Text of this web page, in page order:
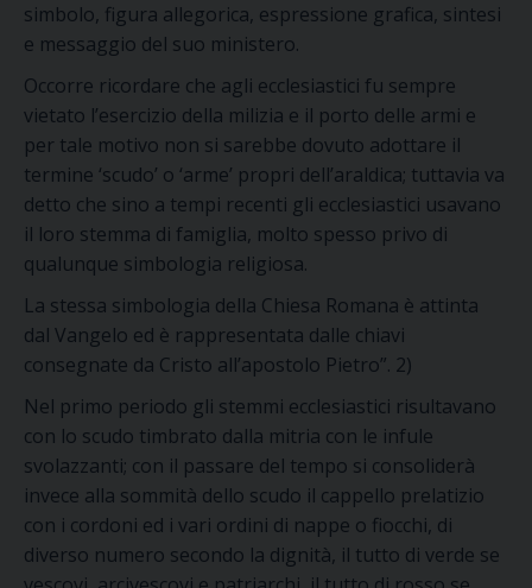
simbolo, figura allegorica, espressione grafica, sintesi
e messaggio del suo ministero.
Occorre ricordare che agli ecclesiastici fu sempre
vietato l’esercizio della milizia e il porto delle armi e
per tale motivo non si sarebbe dovuto adottare il
termine ‘scudo’ o ‘arme’ propri dell’araldica; tuttavia va
detto che sino a tempi recenti gli ecclesiastici usavano
il loro stemma di famiglia, molto spesso privo di
qualunque simbologia religiosa.
La stessa simbologia della Chiesa Romana è attinta
dal Vangelo ed è rappresentata dalle chiavi
consegnate da Cristo all’apostolo Pietro”. 2)
Nel primo periodo gli stemmi ecclesiastici risultavano
con lo scudo timbrato dalla mitria con le infule
svolazzanti; con il passare del tempo si consoliderà
invece alla sommità dello scudo il cappello prelatizio
con i cordoni ed i vari ordini di nappe o fiocchi, di
diverso numero secondo la dignità, il tutto di verde se